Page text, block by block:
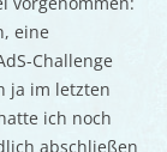
eine
Challenge
ja im letzten
ich noch
abschließen